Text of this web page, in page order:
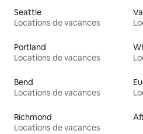
Seattle
Locations de vacances
Portland
Locations de vacances
Bend
Locations de vacances
Richmond
Locations de vacances